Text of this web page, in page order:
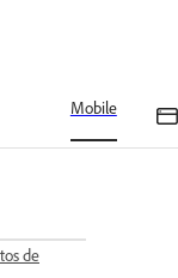
Mobile
de